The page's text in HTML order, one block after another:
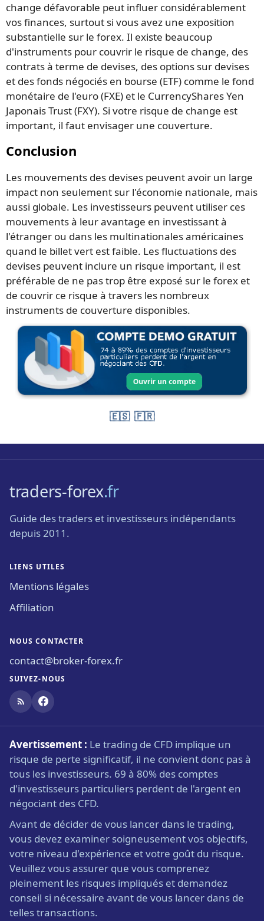
change défavorable peut influer considérablement
vos finances, surtout si vous avez une exposition
substantielle sur le forex. Il existe beaucoup
d'instruments pour couvrir le risque de change, des
contrats à terme de devises, des options sur devises
et des fonds négociés en bourse (ETF) comme le fond
monétaire de l'euro (FXE) et le CurrencyShares Yen
Japonais Trust (FXY). Si votre risque de change est
important, il faut envisager une couverture.
Conclusion
Les mouvements des devises peuvent avoir un large
impact non seulement sur l'économie nationale, mais
aussi globale. Les investisseurs peuvent utiliser ces
mouvements à leur avantage en investissant à
l'étranger ou dans les multinationales américaines
quand le billet vert est faible. Les fluctuations des
devises peuvent inclure un risque important, il est
préférable de ne pas trop être exposé sur le forex et
de couvrir ce risque à travers les nombreux
instruments de couverture disponibles.
🇪🇸 🇫🇷
traders-forex.fr
Guide des traders et investisseurs indépendants
depuis 2011.
LIENS UTILES
Mentions légales
Affiliation
NOUS CONTACTER
contact@broker-forex.fr
SUIVEZ-NOUS
Avertissement : Le trading de CFD implique un
risque de perte significatif, il ne convient donc pas à
tous les investisseurs. 69 à 80% des comptes
d'investisseurs particuliers perdent de l'argent en
négociant des CFD.
Avant de décider de vous lancer dans le trading,
vous devez examiner soigneusement vos objectifs,
votre niveau d'expérience et votre goût du risque.
Veuillez vous assurer que vous comprenez
pleinement les risques impliqués et demandez
conseil si nécessaire avant de vous lancer dans de
telles transactions.